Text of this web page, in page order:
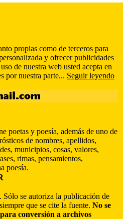
propias como de terceros para
y ofrecer publicidades
de nuestra web usted acepta en
por nuestra parte... Seguir leyendo
poetas y poesía, además de uno de
de nombres, apellidos,
municipios, cosas, valores,
rimas, pensamientos,
poesía.
Sólo se autoriza la publicación de
que se cite la fuente. No se
conversión a archivos